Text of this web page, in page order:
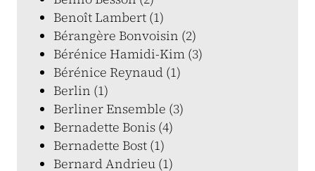
Benoît Lambert (1)
Bérangère Bonvoisin (2)
Bérénice Hamidi-Kim (3)
Bérénice Reynaud (1)
Berlin (1)
Berliner Ensemble (3)
Bernadette Bonis (4)
Bernadette Bost (1)
Bernard Andrieu (1)